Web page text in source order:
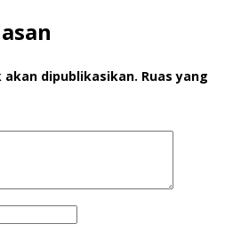
dipublikasikan. Ruas yang